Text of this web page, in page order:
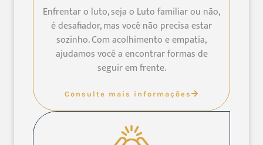
Enfrentar o luto, seja o Luto familiar ou não,
é desafiador, mas você não precisa estar
sozinho. Com acolhimento e empatia,
ajudamos você a encontrar formas de
seguir em frente.
Consulte mais informações